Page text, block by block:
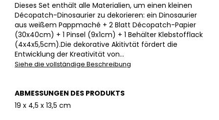
Dieses Set enthält alle Materialien, um einen kleinen
Décopatch-Dinosaurier zu dekorieren: ein Dinosaurier
aus weißem Pappmaché + 2 Blatt Décopatch-Papier
(30x40cm) + 1 Pinsel (9x1cm) + 1 Behälter Klebstofflack
(4x4x5,5cm).Die dekorative Akitivtät fördert die
Entwicklung der Kreativität von...
Siehe die vollständige Beschreibung
ABMESSUNGEN DES PRODUKTS
19 x 4,5 x 13,5 cm